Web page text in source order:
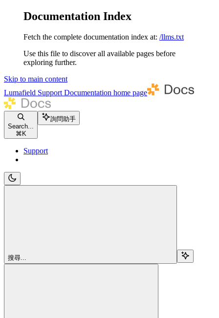
Documentation Index
Fetch the complete documentation index at: /llms.txt
Use this file to discover all available pages before
exploring further.
Skip to main content
Lumafield Support Documentation home page
Search...
⌘ K
詢問助手
Support
搜尋...